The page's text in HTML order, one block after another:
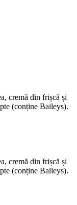
cremă din frișcă și
(conține Baileys).
cremă din frișcă și
(conține Baileys).